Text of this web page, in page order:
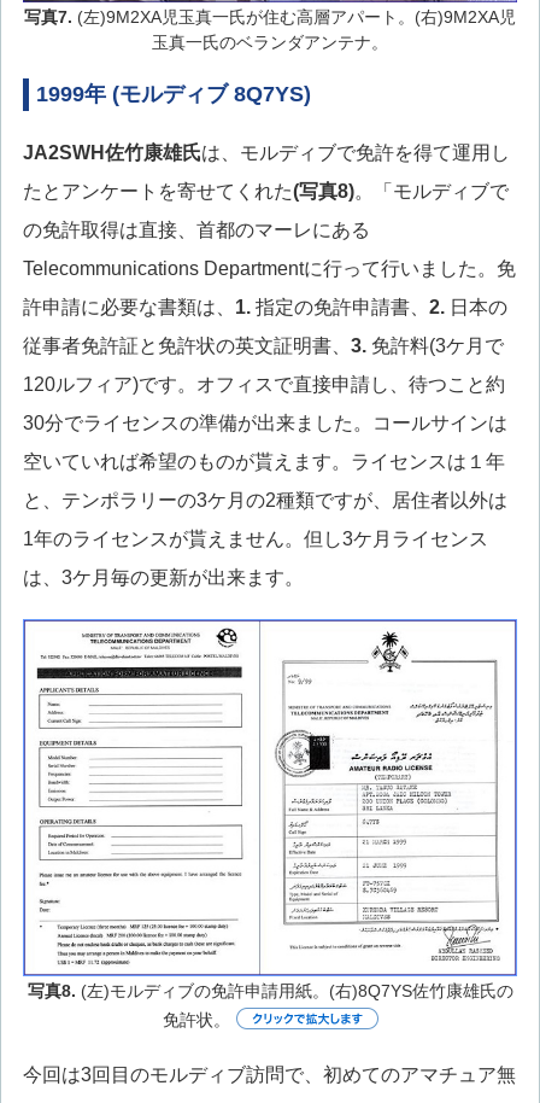
写真7. (左)9M2XA児玉真一氏が住む高層アパート。(右)9M2XA児
玉真一氏のベランダアンテナ。
1999年 (モルディブ 8Q7YS)
JA2SWH佐竹康雄氏は、モルディブで免許を得て運用し
たとアンケートを寄せてくれた(写真8)。「モルディブで
の免許取得は直接、首都のマーレにある
Telecommunications Departmentに行って行いました。免
許申請に必要な書類は、 1.指定の免許申請書、 2.日本の
従事者免許証と免許状の英文証明書、 3.免許料(3ケ月で
120ルフィア)です。オフィスで直接申請し、待つこと約
30分でライセンスの準備が出来ました。コールサインは
空いていれば希望のものが貰えます。ライセンスは１年
と、テンポラリーの3ケ月の2種類ですが、居住者以外は
1年のライセンスが貰えません。但し3ケ月ライセンス
は、3ケ月毎の更新が出来ます。
写真8. (左)モルディブの免許申請用紙。(右)8Q7YS佐竹康雄氏の
免許状。
今回は3回目のモルディブ訪問で、初めてのアマチュア無